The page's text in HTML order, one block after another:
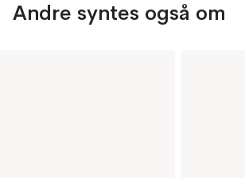
Andre syntes også om